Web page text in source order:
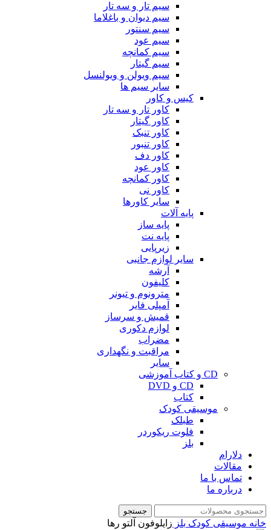
سیم تار و سه تار
سیم دیوان و باغلاما
سیم سنتور
سیم عود
سیم کمانچه
سیم گیتار
سیم ویولن و ویولنسل
سایر سیم ها
کیس و کاور
کاور تار و سه تار
کاور گیتار
کاور تنبک
کاور تنبور
کاور دف
کاور عود
کاور کمانچه
کاور نی
سایر کاورها
پایه آلات
پایه ساز
پایه نت
زیرپایی
سایر لوازم جانبی
آرشه
کلیفون
مترونوم و تیونر
آمپلی فایر
قمیش و سرساز
لوازم دکوری
مضراب
مراقبت و نگهداری
سایر
CD و کتاب آموزشی
CD و DVD
کتاب
موسیقی کودک
طبلک
فلوت ریکوردر
بلز
دلارام
مقالات
تماس با ما
درباره ما
جستجو
خانه موسیقی کودک بلز زایلوفون آلتو رها